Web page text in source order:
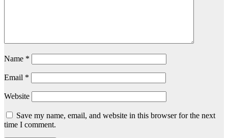
Name *
Email *
Website
Save my name, email, and website in this browser for the next
time I comment.